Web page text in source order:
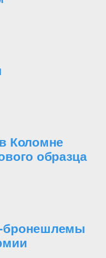
Коломне
образца
бронешлемы